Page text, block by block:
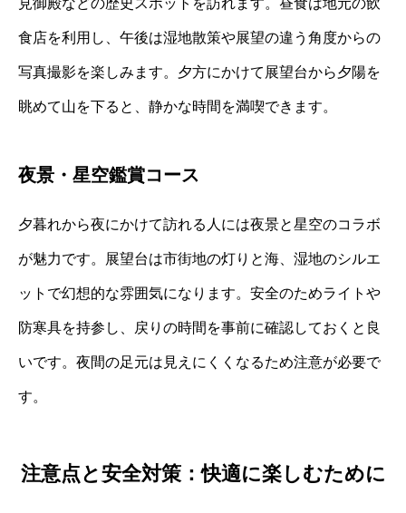
見御殿などの歴史スポットを訪れます。昼食は地元の飲
食店を利用し、午後は湿地散策や展望の違う角度からの
写真撮影を楽しみます。夕方にかけて展望台から夕陽を
眺めて山を下ると、静かな時間を満喫できます。
夜景・星空鑑賞コース
夕暮れから夜にかけて訪れる人には夜景と星空のコラボ
が魅力です。展望台は市街地の灯りと海、湿地のシルエ
ットで幻想的な雰囲気になります。安全のためライトや
防寒具を持参し、戻りの時間を事前に確認しておくと良
いです。夜間の足元は見えにくくなるため注意が必要で
す。
注意点と安全対策：快適に楽しむために